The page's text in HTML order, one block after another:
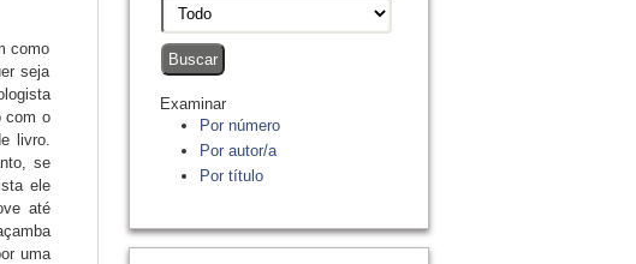
Examinar
Por número
Por autor/a
Por título
como
seja
com o
livro.
se
ele
até
uma